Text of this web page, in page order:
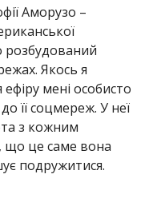
Аморузо –
розбудований
Якось я
ефіру мені особисто
її соцмереж. У неї
з кожним
що це саме вона
подружитися.